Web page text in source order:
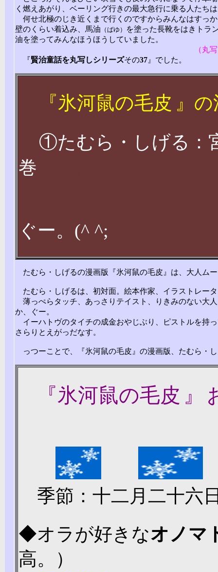
く燃えあがり、ベーリング行きの最大急行に乗る人たち
何せ北極のじき近くまで行くのですからみんなはすっ
壁のくらい着込み、馬油 （ばゆ）
を塗った長靴をはきトラ
油を塗ってみんなほうほうしていました。
（丸
『賢治童話を丸写しシリーズその37 』でした。
『氷河鼠の毛皮 』 の
①たむら・しげる：
巻
ぐー。 (^ ^;
たむら・しげるの漫画版『氷河鼠の毛皮』は、大人ム
たむら・しげるは、初対面。絵本作家、イラストレー
薄っぺらタッチ、あっさりテイスト、りきみのない大
か、ぐー。
イーハトヴのタイチの成金おやじぶり、ピストルを持
さらりとえがっだなす。
っつーことで、『氷河鼠の毛皮』の漫画版、たむら・
『氷河鼠の毛皮 』
季節：十二月二十六
◆オラが好きなオノマ
高。）